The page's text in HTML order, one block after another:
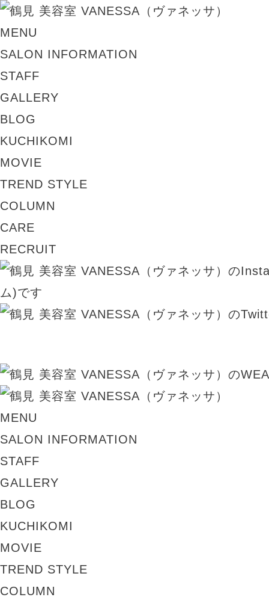
MENU
SALON INFORMATION
STAFF
GALLERY
BLOG
KUCHIKOMI
MOVIE
TREND STYLE
COLUMN
CARE
RECRUIT
MENU
SALON INFORMATION
STAFF
GALLERY
BLOG
KUCHIKOMI
MOVIE
TREND STYLE
COLUMN